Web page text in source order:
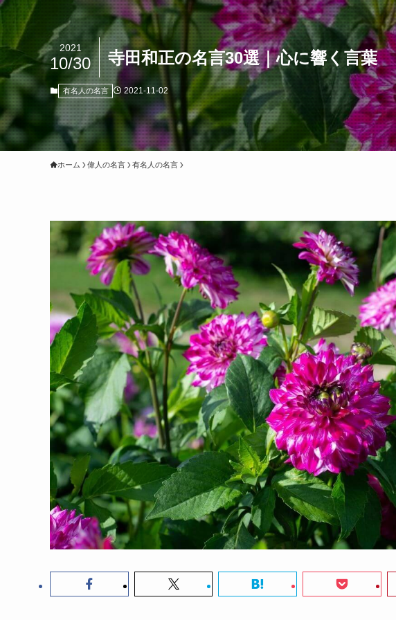
寺田和正の名言30選｜心に響く言葉
2021
10/30
有名人の名言 2021-11-02
ホーム 偉人の名言 有名人の名言